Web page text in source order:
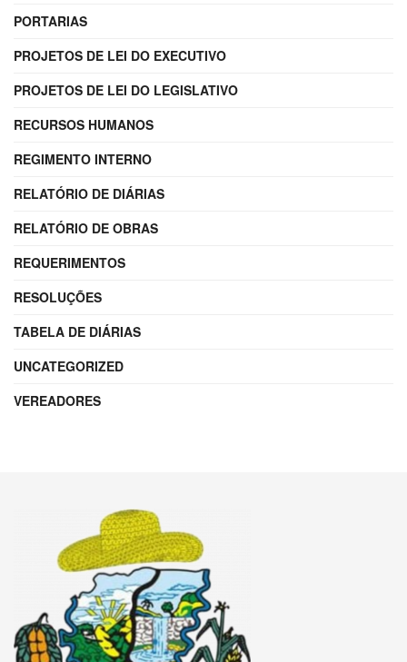
PORTARIAS
PROJETOS DE LEI DO EXECUTIVO
PROJETOS DE LEI DO LEGISLATIVO
RECURSOS HUMANOS
REGIMENTO INTERNO
RELATÓRIO DE DIÁRIAS
RELATÓRIO DE OBRAS
REQUERIMENTOS
RESOLUÇÕES
TABELA DE DIÁRIAS
UNCATEGORIZED
VEREADORES